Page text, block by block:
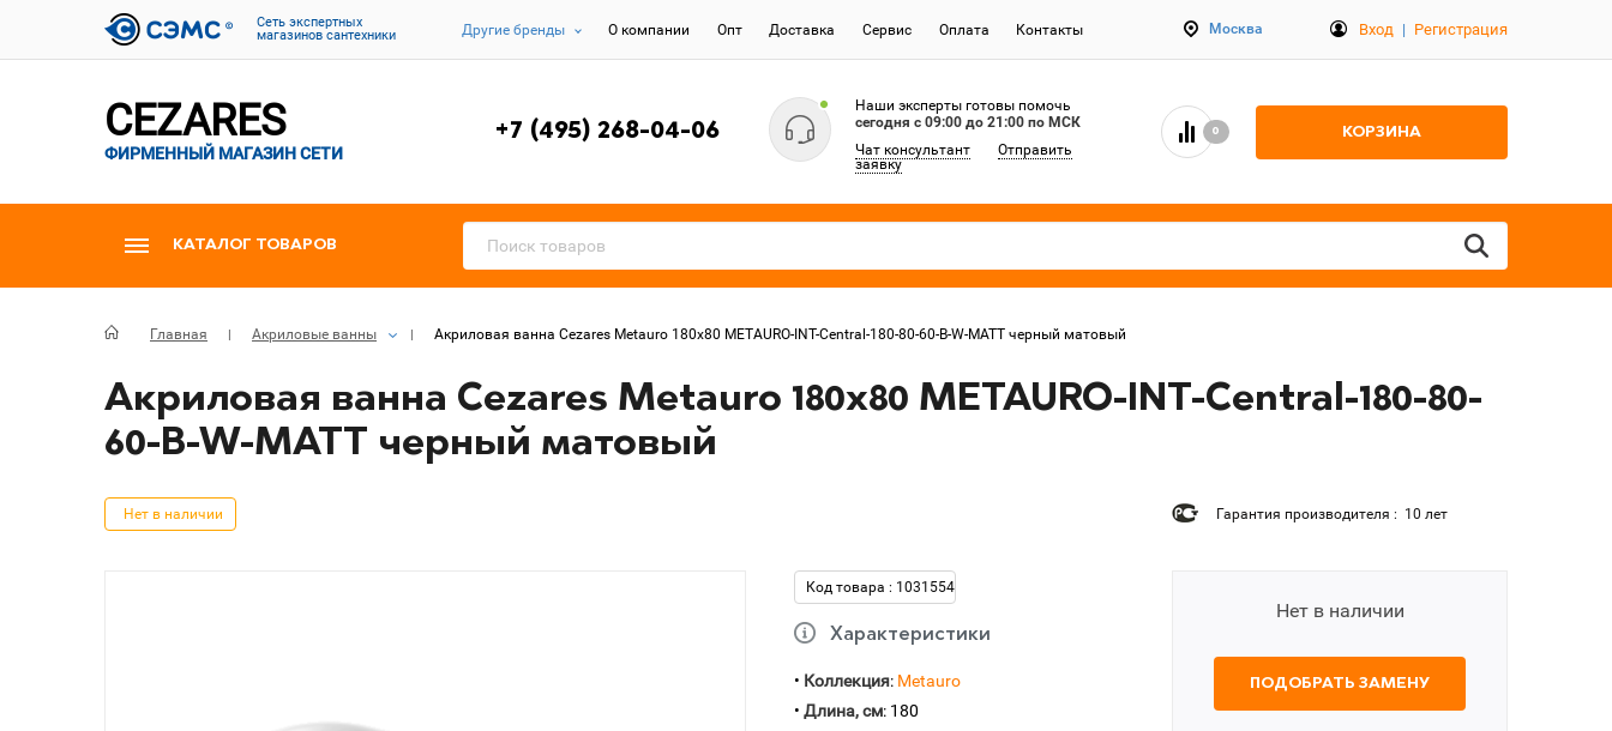
Cеть экспертных
магазинов сантехники
Другие бренды О компании Опт Доставка Сервис Оплата Контакты Москва Вход | Регистрация
CEZARES
ФИРМЕННЫЙ МАГАЗИН СЕТИ
+7 (495) 268-04-06
Наши эксперты готовы помочь
сегодня c 09:00 до 21:00 по МСК
Чат консультант
Отправить
заявку
0 КОРЗИНА
КАТАЛОГ ТОВАРОВ
Главная Акриловые ванны Акриловая ванна Cezares Metauro 180х80 METAURO-INT-Central-180-80-60-B-W-MATT черный матовый
Акриловая ванна Cezares Metauro 180х80 METAURO-INT-Central-180-80-
60-B-W-MATT черный матовый
Нет в наличии Гарантия производителя : 10 лет
Код товара : 1031554
Характеристики
• Коллекция: Metauro
• Длина, см: 180
Нет в наличии
ПОДОБРАТЬ ЗАМЕНУ